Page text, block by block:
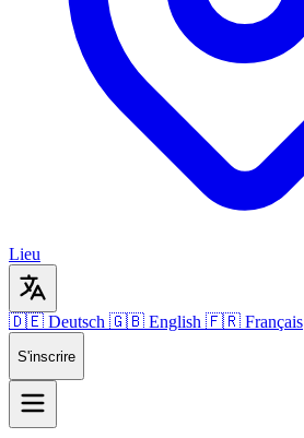
Lieu
🇩🇪 Deutsch 🇬🇧 English 🇫🇷 Français
S'inscrire